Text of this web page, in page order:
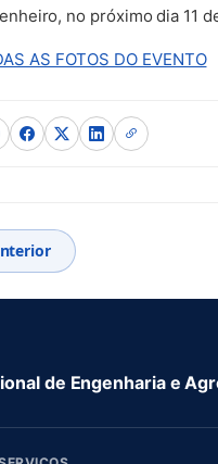
no próximo dia 11
AS FOTOS DO EVENTO
de Engenharia e